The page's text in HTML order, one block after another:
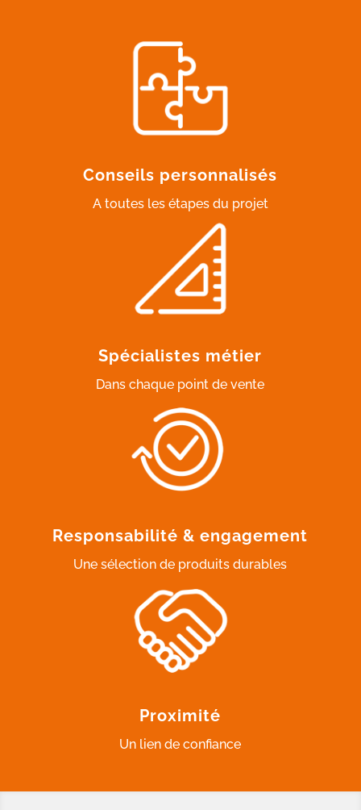
Conseils personnalisés
A toutes les étapes du projet
Spécialistes métier
Dans chaque point de vente
Responsabilité & engagement
Une sélection de produits durables
Proximité
Un lien de confiance